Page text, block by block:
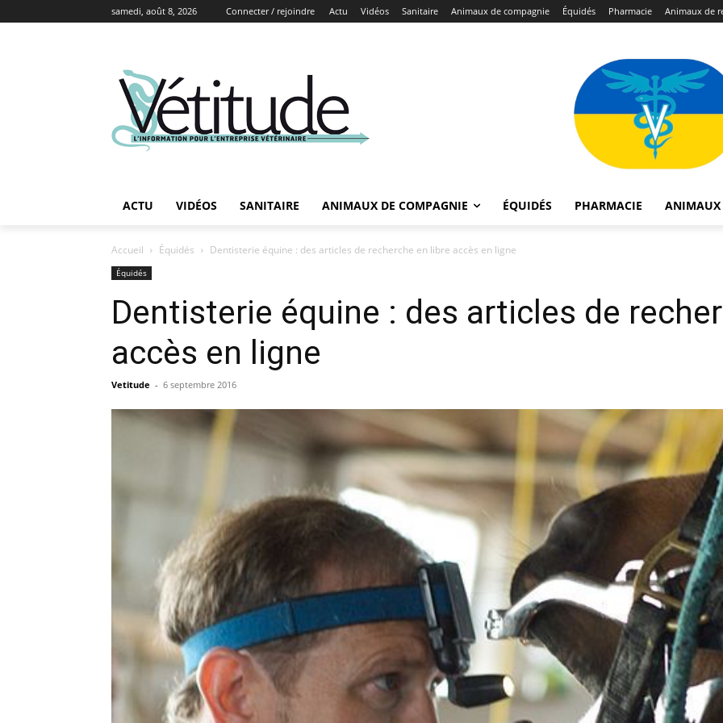
samedi, août 8, 2026 Connecter / rejoindre Actu Vidéos Sanitaire Animaux de compagnie Équidés Pharmacie Animaux de
ACTU VIDÉOS SANITAIRE ANIMAUX DE COMPAGNIE ÉQUIDÉS PHARMACIE ANIMAUX
Accueil Équidés Dentisterie équine : des articles de recherche en libre accès en ligne
Équidés
Dentisterie équine : des articles de
accès en ligne
Vetitude - 6 septembre 2016